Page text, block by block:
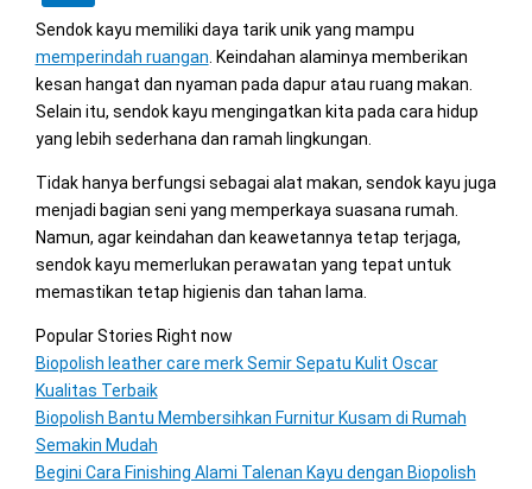
Sendok kayu memiliki daya tarik unik yang mampu
memperindah ruangan . Keindahan alaminya memberikan
kesan hangat dan nyaman pada dapur atau ruang makan.
Selain itu, sendok kayu mengingatkan kita pada cara hidup
yang lebih sederhana dan ramah lingkungan.
Tidak hanya berfungsi sebagai alat makan, sendok kayu juga
menjadi bagian seni yang memperkaya suasana rumah.
Namun, agar keindahan dan keawetannya tetap terjaga,
sendok kayu memerlukan perawatan yang tepat untuk
memastikan tetap higienis dan tahan lama.
Popular Stories Right now
Biopolish leather care merk Semir Sepatu Kulit Oscar
Kualitas Terbaik
Biopolish Bantu Membersihkan Furnitur Kusam di Rumah
Semakin Mudah
Begini Cara Finishing Alami Talenan Kayu dengan Biopolish